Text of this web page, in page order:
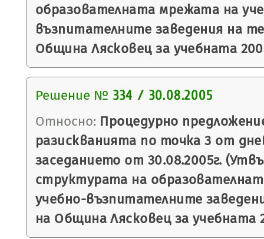
образователната мрежата на
възпитателните заведения на
Община Лясковец за учебната
Решение № 334 / 30.08.2005
Относно: Процедурно
разискванията по точка 3 от
заседанието от 30.08.2005г.
структурата на
учебно-възпитателните
на Община Лясковец за учебната